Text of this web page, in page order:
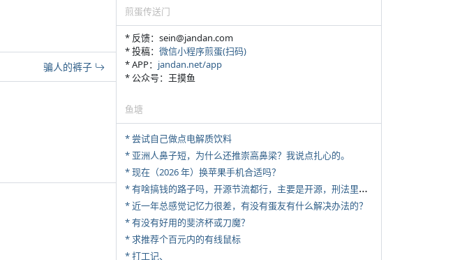
骗人的裤子
煎蛋传送门
* 反馈：sein@jandan.com
* 投稿： 微信小程序煎蛋(扫码)
* APP： jandan.net/app
* 公众号：王摸鱼
鱼塘
* 尝试自己做点电解质饮料
* 亚洲人鼻子短，为什么还推崇高鼻梁？我说点扎心的。
* 现在（2026 年）换苹果手机合适吗？
*
有啥搞钱的路子吗，开源节流都行，主要是开源，刑法里的咱不做
* 近一年总感觉记忆力很差，有没有蛋友有什么解决办法的？
* 有没有好用的斐济杯或刀魔？
* 求推荐个百元内的有线鼠标
* 打工记、